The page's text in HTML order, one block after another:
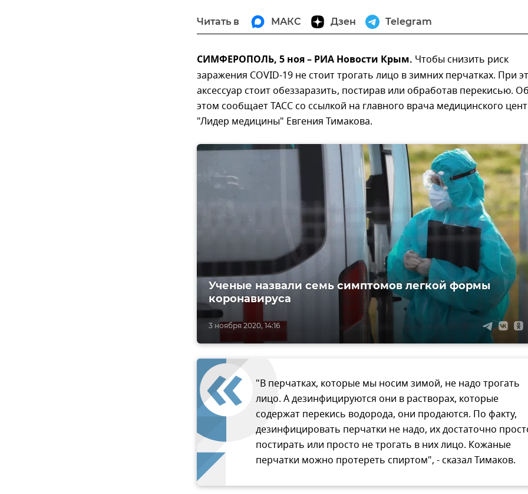
Читать в МАКС Дзен Telegram
СИМФЕРОПОЛЬ, 5 ноя – РИА Новости Крым. Чтобы снизить риск
заражения COVID-19 не стоит трогать лицо в зимних перчатках. При
аксессуар стоит обеззаразить, постирав или обработав перекисью. Об
этом сообщает ТАСС со ссылкой на главного врача медицинского
"Лидер медицины" Евгения Тимакова.
3 ноября 2020, 14:16
Ученые назвали семь симптомов легкой формы
коронавируса
"В перчатках, которые мы носим зимой, не надо трогать
лицо. А дезинфицируются они в растворах, которые
содержат перекись водорода, они продаются. По факту,
дезинфицировать перчатки не надо, их достаточно
постирать или просто не трогать в них лицо. Кожаные
перчатки можно протереть спиртом", - сказал Тимаков.